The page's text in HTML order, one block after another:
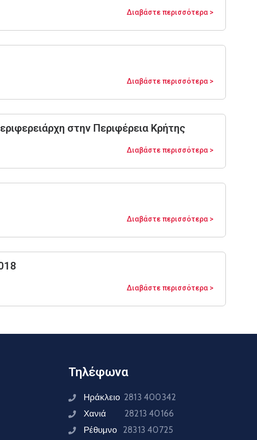
Διαβάστε περισσότερα >
Διαβάστε περισσότερα >
στην Περιφέρεια Κρήτης
Διαβάστε περισσότερα >
Διαβάστε περισσότερα >
Διαβάστε περισσότερα >
Τηλέφωνα
Ηράκλειο 2813 400342
Χανιά 28213 40166
Ρέθυμνο 28313 40725